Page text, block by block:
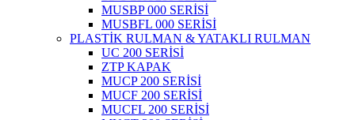
MUSBP 000 SERİSİ
MUSBFL 000 SERİSİ
PLASTİK RULMAN & YATAKLI RULMAN
UC 200 SERİSİ
ZTP KAPAK
MUCP 200 SERİSİ
MUCF 200 SERİSİ
MUCFL 200 SERİSİ